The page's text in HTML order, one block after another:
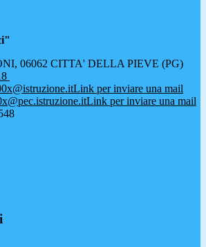
06062 CITTA' DELLA PIEVE (PG)
Link per inviare una mail
Link per inviare una mail